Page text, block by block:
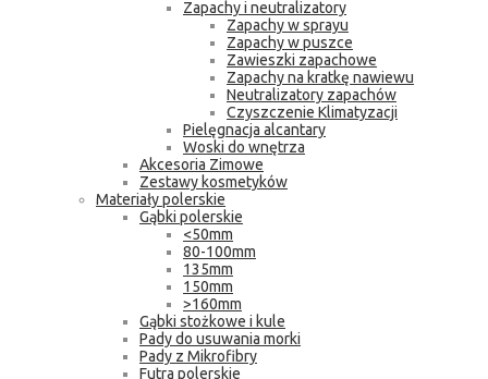
Zapachy i neutralizatory
Zapachy w sprayu
Zapachy w puszce
Zawieszki zapachowe
Zapachy na kratkę nawiewu
Neutralizatory zapachów
Czyszczenie Klimatyzacji
Pielęgnacja alcantary
Woski do wnętrza
Akcesoria Zimowe
Zestawy kosmetyków
Materiały polerskie
Gąbki polerskie
<50mm
80-100mm
135mm
150mm
>160mm
Gąbki stożkowe i kule
Pady do usuwania morki
Pady z Mikrofibry
Futra polerskie